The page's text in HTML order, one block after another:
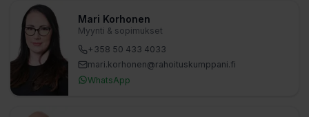
Mari Korhonen
Myynti & sopimukset
+358 50 433 4033
mari.korhonen​@rahoituskumppani.fi
WhatsApp